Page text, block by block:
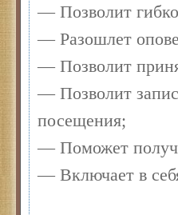
— Позволит гибко
— Разошлет
— Позволит
— Позволит
посещения;
— Поможет
— Включает в